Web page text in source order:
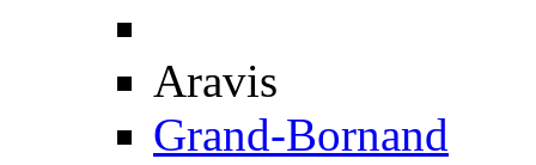
Aravis
Grand-Bornand